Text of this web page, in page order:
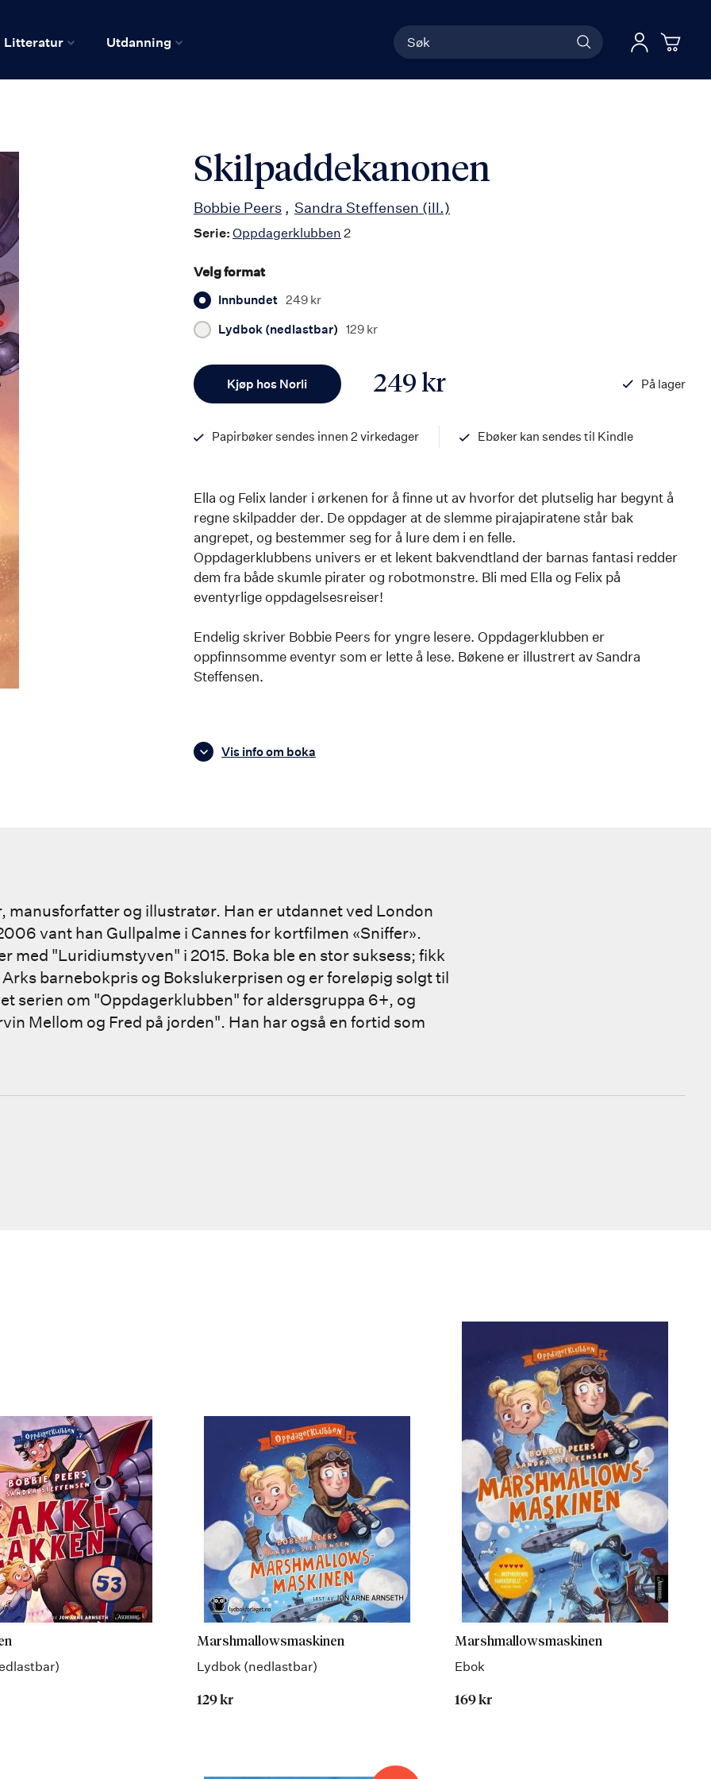
Litteratur Utdanning
Søk Logg
Skilpaddekanonen
Bobbie Peers Sandra Steffensen (ill.)
Serie: Oppdagerklubben 2
Velg format
Innbundet 249 kr
Lydbok (nedlastbar) 129 kr
Kjøp hos Norli 249 kr
På lager
Papirbøker sendes innen 2 virkedager
Ebøker kan sendes til Kindle
Ella og Felix lander i ørkenen for å finne ut av hvorfor det plutselig har begynt å
regne skilpadder der. De oppdager at de slemme pirajapiratene står bak
angrepet, og bestemmer seg for å lure dem i en felle.
Oppdagerklubbens univers er et lekent bakvendtland der barnas fantasi redder
dem fra både skumle pirater og robotmonstre. Bli med Ella og Felix på
eventyrlige oppdagelsesreiser!
Endelig skriver Bobbie Peers for yngre lesere. Oppdagerklubben er
oppfinnsomme eventyr som er lette å lese. Bøkene er illustrert av Sandra
Steffensen.
Vis info om boka
manusforfatter og illustratør. Han er utdannet ved London
vant han Gullpalme i Cannes for kortfilmen «Sniffer».
med "Luridiumstyven" i 2015. Boka ble en stor suksess; fikk
barnebokpris og Bokslukerprisen og er foreløpig solgt til
serien om "Oppdagerklubben" for aldersgruppa 6+, og
Mellom og Fred på jorden". Han har også en fortid som
Marshmallowsmaskinen
Lydbok (nedlastbar)
129 kr
Marshmallowsmaskinen
Ebok
169 kr